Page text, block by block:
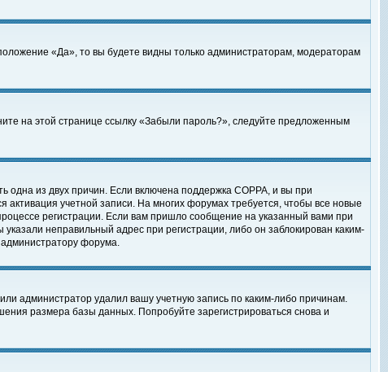
«Да», то вы будете видны только администраторам, модераторам
на этой странице ссылку «Забыли пароль?», следуйте предложенным
из двух причин. Если включена поддержка COPPA, и вы при
активация учетной записи. На многих форумах требуется, чтобы все новые
регистрации. Если вам пришло сообщение на указанный вами при
неправильный адрес при регистрации, либо он заблокирован каким-
форума.
администратор удалил вашу учетную запись по каким-либо причинам.
размера базы данных. Попробуйте зарегистрироваться снова и